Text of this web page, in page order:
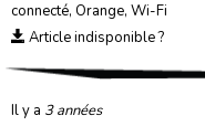
connecté, Orange, Wi-Fi
Article indisponible ?
Il y a 3 années